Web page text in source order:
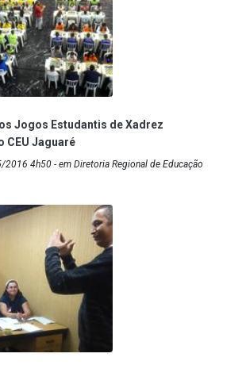
Jogos Estudantis de Xadrez
CEU Jaguaré
4h50 - em Diretoria Regional de Educação